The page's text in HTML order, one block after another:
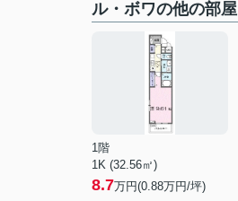
ル・ボワの他の部屋
1階
1K (32.56㎡)
8.7万円(0.88万円/坪)